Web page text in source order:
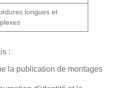
longues et
:
la publication de montages